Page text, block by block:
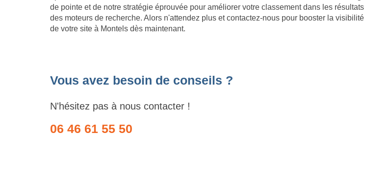
de pointe et de notre stratégie éprouvée pour améliorer votre classement dans les résultats
des moteurs de recherche. Alors n'attendez plus et contactez-nous pour booster la visibilité
de votre site à Montels dès maintenant.
Vous avez besoin de conseils ?
N'hésitez pas à nous contacter !
06 46 61 55 50